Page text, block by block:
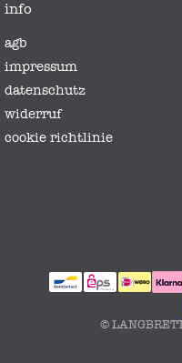
info
agb
impressum
datenschutz
widerruf
cookie richtlinie
zahlungsmethoden
©